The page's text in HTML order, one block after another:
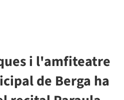
i l'amfiteatre
de Berga ha